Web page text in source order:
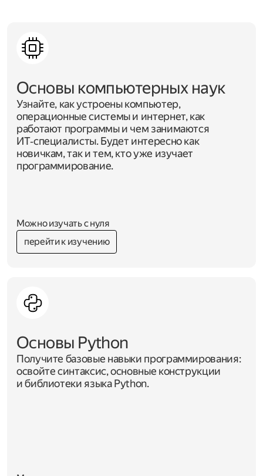
Основы компьютерных наук
Узнайте, как устроены компьютер,
операционные системы и интернет, как
работают программы и чем занимаются
ИТ‑специалисты. Будет интересно как
новичкам, так и тем, кто уже изучает
программирование.
Можно изучать с нуля
перейти к изучению
Основы Python
Получите базовые навыки программирования:
освойте синтаксис, основные конструкции
и библиотеки языка Python.